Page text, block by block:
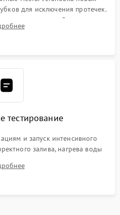
для исключения протечек.
гидравлической системы,
датчика поплавка.
тестирование
и запуск интенсивного
залива, нагрева воды
посторонних шумов,
сухости в поддоне.